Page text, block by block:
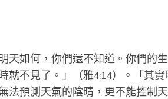
天如何，你們還不知道。你們的
就不見了。」（雅4:14）。「其
法預測天氣的陰晴，更不能控制